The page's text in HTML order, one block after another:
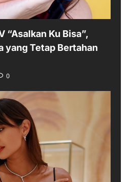
“Asalkan Ku Bisa”,
yang Tetap Bertahan
0